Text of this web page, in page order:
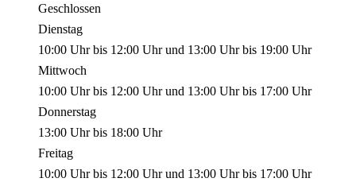
Geschlossen
Dienstag
10:00 Uhrbis 12:00 Uhrund 13:00 Uhrbis 19:00 Uhr
Mittwoch
10:00 Uhrbis 12:00 Uhrund 13:00 Uhrbis 17:00 Uhr
Donnerstag
13:00 Uhrbis 18:00 Uhr
Freitag
10:00 Uhrbis 12:00 Uhrund 13:00 Uhrbis 17:00 Uhr